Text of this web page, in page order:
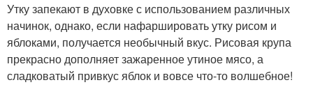
Утку запекают в духовке с использованием различных
начинок, однако, если нафаршировать утку рисом и
яблоками, получается необычный вкус. Рисовая крупа
прекрасно дополняет зажаренное утиное мясо, а
сладковатый привкус яблок и вовсе что-то волшебное!